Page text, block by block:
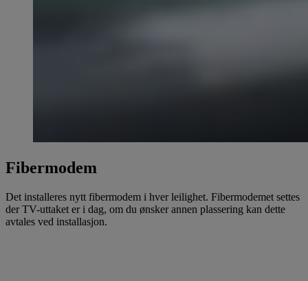
Fibermodem
Det installeres nytt fibermodem i hver leilighet. Fibermodemet settes
der TV-uttaket er i dag, om du ønsker annen plassering kan dette
avtales ved installasjon.